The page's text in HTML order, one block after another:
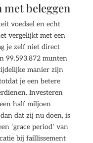
met beleggen
voedsel en echt
vergelijkt met een
je zelf niet direct
99.593.872 munten
manier zijn
je een betere
Investeren
half miljoen
dat zij nu doen, is
‘grace period’ van
bij faillissement